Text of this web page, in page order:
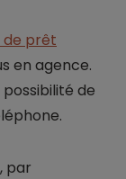
de prêt
en agence.
de
par